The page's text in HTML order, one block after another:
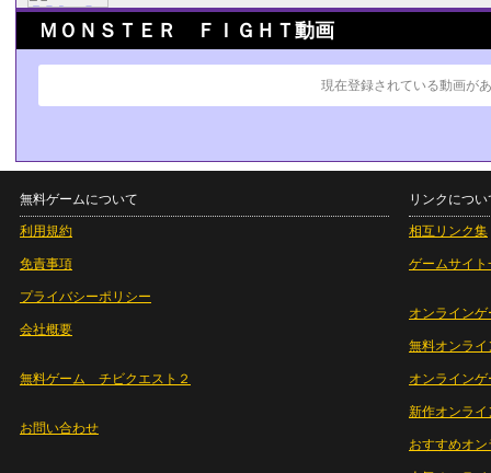
ＭＯＮＳＴＥＲ ＦＩＧＨＴ動画
現在登録されている動画が
無料ゲームについて
利用規約
免責事項
プライバシーポリシー
会社概要
無料ゲーム チビクエスト２
お問い合わせ
リンクについ
相互リンク集
ゲームサイト
オンラインゲ
無料オンライ
オンライン
新作オンライ
おすすめオ